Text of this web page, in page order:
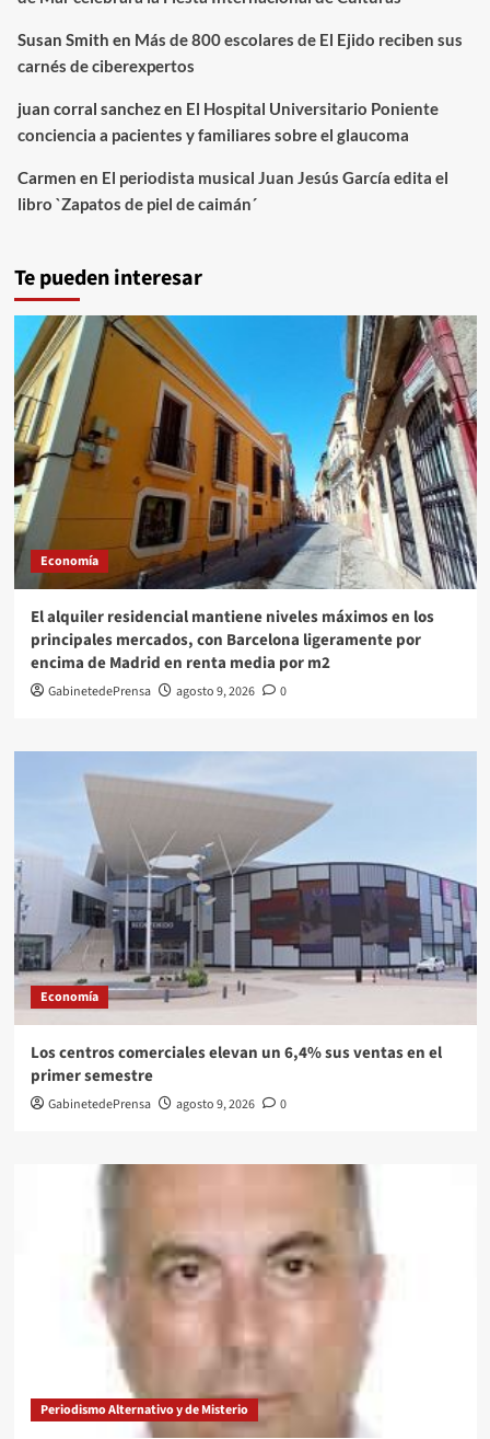
Susan Smith en Más de 800 escolares de El Ejido reciben sus
carnés de ciberexpertos
juan corral sanchezen El Hospital Universitario Poniente
conciencia a pacientes y familiares sobre el glaucoma
Carmen en El periodista musical Juan Jesús García edita el
libro `Zapatos de piel de caimán´
Te pueden interesar
Economía
El alquiler residencial mantiene niveles máximos en los
principales mercados, con Barcelona ligeramente por
encima de Madrid en renta media por m2
GabinetedePrensa agosto 9, 2026 0
Economía
Los centros comerciales elevan un 6,4% sus ventas en el
primer semestre
GabinetedePrensa agosto 9, 2026 0
Periodismo Alternativo y de Misterio